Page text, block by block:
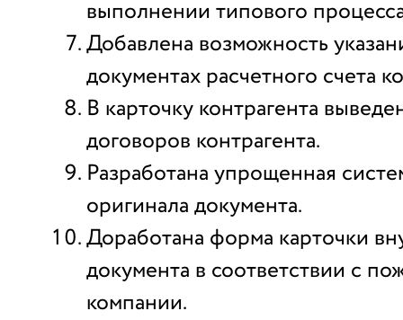
выполнении типового
Добавлена возможность
документах расчетного счета
В карточку контрагента
договоров контрагента.
Разработана упрощенная
оригинала документа.
Доработана форма карточки
документа в соответствии с
компании.